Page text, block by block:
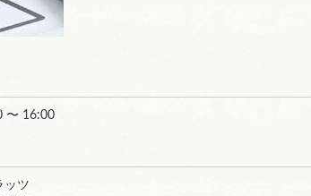
〜 16:00
ッツ